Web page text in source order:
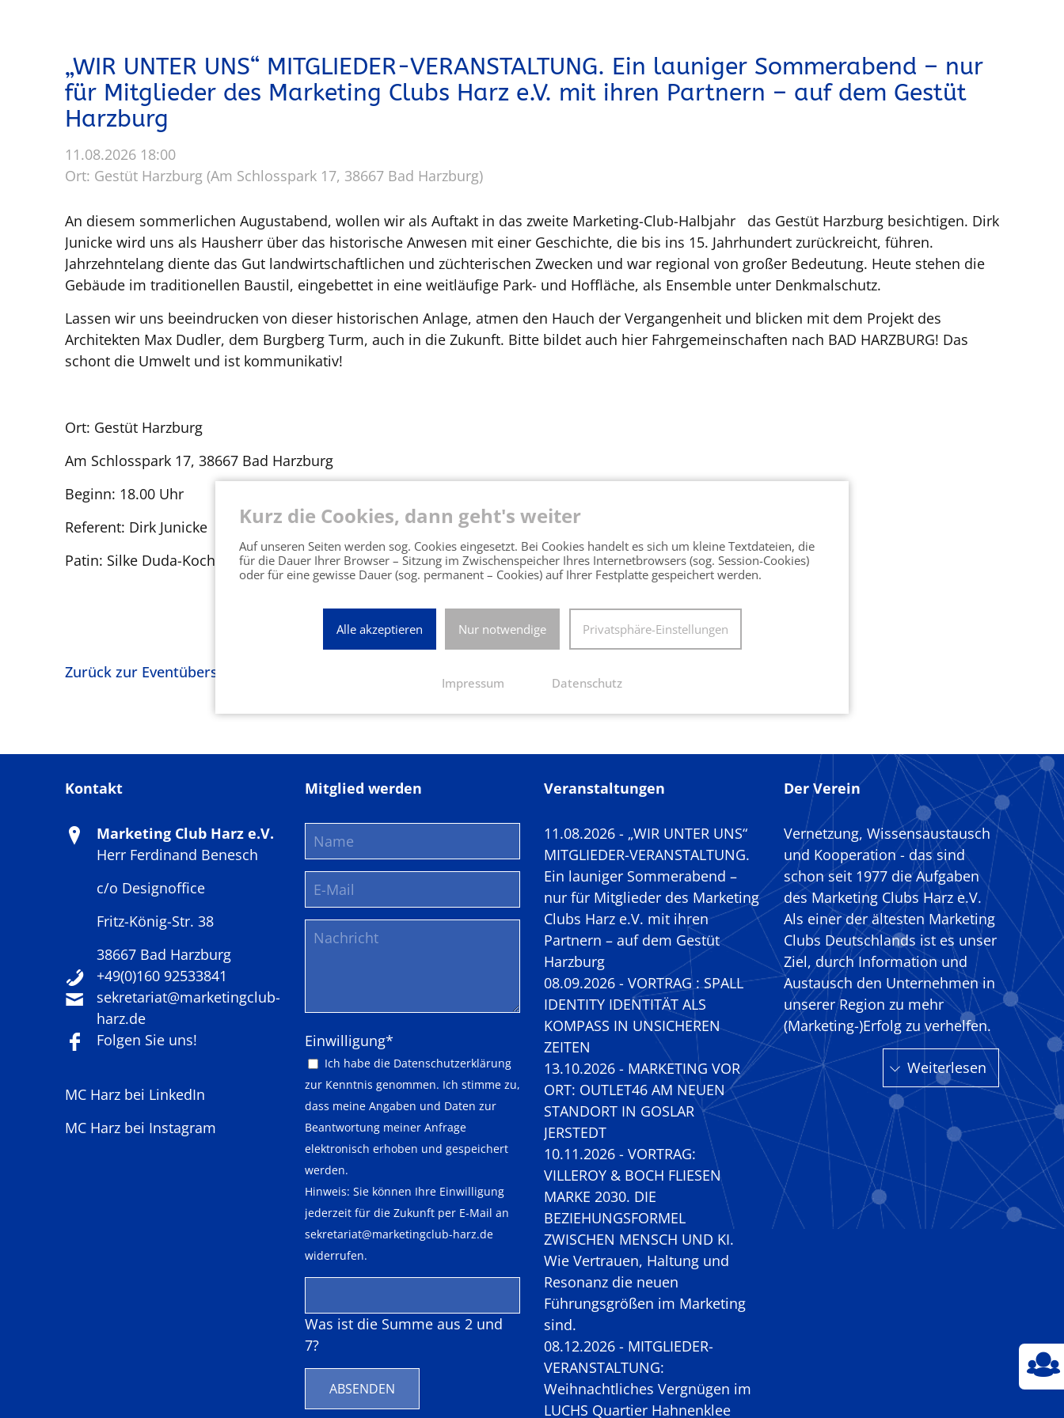
n
g
„WIR UNTER UNS“ MITGLIEDER-VERANSTALTUNG. Ein launiger Sommerabend – nur
für Mitglieder des Marketing Clubs Harz e.V. mit ihren Partnern – auf dem Gestüt
Harzburg
11.08.2026 18:00
Ort: Gestüt Harzburg (Am Schlosspark 17, 38667 Bad Harzburg)
An diesem sommerlichen Augustabend, wollen wir als Auftakt in das zweite Marketing-Club-Halbjahr das Gestüt Harzburg besichtigen. Dirk
Junicke wird uns als Hausherr über das historische Anwesen mit einer Geschichte, die bis ins 15. Jahrhundert zurückreicht, führen.
Jahrzehntelang diente das Gut landwirtschaftlichen und züchterischen Zwecken und war regional von großer Bedeutung. Heute stehen die
Gebäude im traditionellen Baustil, eingebettet in eine weitläufige Park- und Hoffläche, als Ensemble unter Denkmalschutz.
Lassen wir uns beeindrucken von dieser historischen Anlage, atmen den Hauch der Vergangenheit und blicken mit dem Projekt des
Architekten Max Dudler, dem Burgberg Turm, auch in die Zukunft. Bitte bildet auch hier Fahrgemeinschaften nach BAD HARZBURG! Das
schont die Umwelt und ist kommunikativ!
Ort: Gestüt Harzburg
Am Schlosspark 17, 38667 Bad Harzburg
Beginn: 18.00 Uhr
Referent: Dirk Junicke
Patin: Silke Duda-Koch
Jetzt zur Veranstaltung anmelden!
Zurück zur Eventübersicht
Kontakt
Marketing Club Harz e.V.
Herr Ferdinand Benesch
c/o Designoffice
Fritz-König-Str. 38
38667 Bad Harzburg
+49(0)160 92533841
sekretariat@marketingclub-
harz.de
Folgen Sie uns!
MC Harz bei LinkedIn
MC Harz bei Instagram
Mitglied werden
Pflichtfeld
Einwilligung*
Ich habe die Datenschutzerklärung
zur Kenntnis genommen. Ich stimme zu,
dass meine Angaben und Daten zur
Beantwortung meiner Anfrage
elektronisch erhoben und gespeichert
werden.
Hinweis: Sie können Ihre Einwilligung
jederzeit für die Zukunft per E-Mail an
sekretariat@marketingclub-harz.de
widerrufen.
Was ist die Summe aus 2 und
7?
ABSENDEN
Veranstaltungen
11.08.2026 - „WIR UNTER UNS“
MITGLIEDER-VERANSTALTUNG.
Ein launiger Sommerabend –
nur für Mitglieder des Marketing
Clubs Harz e.V. mit ihren
Partnern – auf dem Gestüt
Harzburg
08.09.2026 - VORTRAG : SPALL
IDENTITY IDENTITÄT ALS
KOMPASS IN UNSICHEREN
ZEITEN
13.10.2026 - MARKETING VOR
ORT: OUTLET46 AM NEUEN
STANDORT IN GOSLAR
JERSTEDT
10.11.2026 - VORTRAG:
VILLEROY & BOCH FLIESEN
MARKE 2030. DIE
BEZIEHUNGSFORMEL
ZWISCHEN MENSCH UND KI.
Wie Vertrauen, Haltung und
Resonanz die neuen
Führungsgrößen im Marketing
sind.
08.12.2026 - MITGLIEDER-
VERANSTALTUNG:
Weihnachtliches Vergnügen im
LUCHS Quartier Hahnenklee
Der Verein
Vernetzung, Wissensaustausch
und Kooperation - das sind
schon seit 1977 die Aufgaben
des Marketing Clubs Harz e.V.
Als einer der ältesten Marketing
Clubs Deutschlands ist es unser
Ziel, durch Information und
Austausch den Unternehmen in
unserer Region zu mehr
(Marketing-)Erfolg zu verhelfen.
Weiterlesen
Kurz die Cookies, dann geht's weiter
Auf unseren Seiten werden sog. Cookies eingesetzt. Bei Cookies handelt es sich um kleine Textdateien, die
für die Dauer Ihrer Browser – Sitzung im Zwischenspeicher Ihres Internetbrowsers (sog. Session-Cookies)
oder für eine gewisse Dauer (sog. permanent – Cookies) auf Ihrer Festplatte gespeichert werden.
Alle akzeptieren Nur notwendige Privatsphäre-Einstellungen
Impressum Datenschutz